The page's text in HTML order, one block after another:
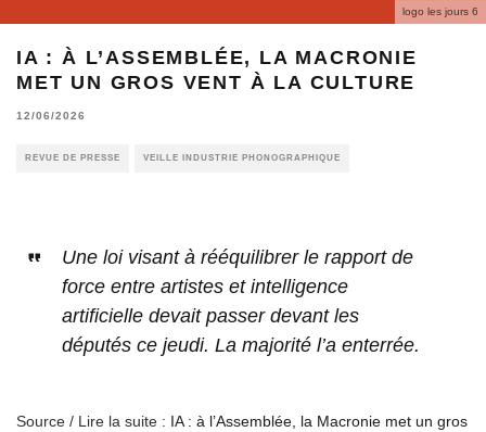
logo les jours 6
IA : À L’ASSEMBLÉE, LA MACRONIE
MET UN GROS VENT À LA CULTURE
12/06/2026
REVUE DE PRESSE VEILLE INDUSTRIE PHONOGRAPHIQUE
Une loi visant à rééquilibrer le rapport de
force entre artistes et intelligence
artificielle devait passer devant les
députés ce jeudi. La majorité l’a enterrée.
Source / Lire la suite : IA : à l’Assemblée, la Macronie met un gros